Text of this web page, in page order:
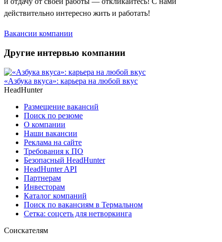
действительно интересно жить и работать!
Вакансии компании
Другие интервью компании
«Азбука вкуса»: карьера на любой вкус
HeadHunter
Размещение вакансий
Поиск по резюме
О компании
Наши вакансии
Реклама на сайте
Требования к ПО
Безопасный HeadHunter
HeadHunter API
Партнерам
Инвесторам
Каталог компаний
Поиск по вакансиям в Термальном
Сетка: соцсеть для нетворкинга
Соискателям